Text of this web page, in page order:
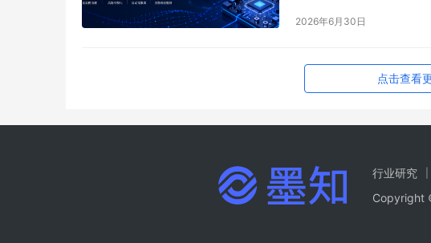
参考。 正文延续客户
用工程化思维…
2026年6月30日
点击查看
行业研究
Copyright